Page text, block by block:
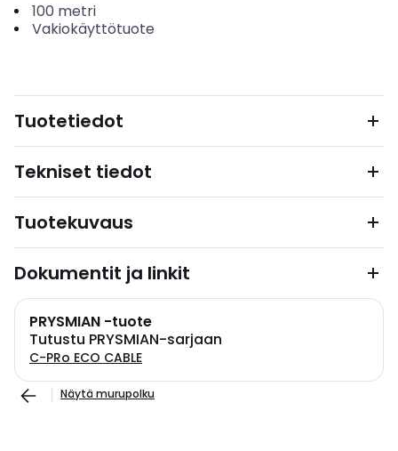
100 metri
Vakiokäyttötuote
Tuotetiedot
Tekniset tiedot
Tuotekuvaus
Dokumentit ja linkit
PRYSMIAN -tuote
Tutustu PRYSMIAN-sarjaan
C-PRo ECO CABLE
Näytä murupolku